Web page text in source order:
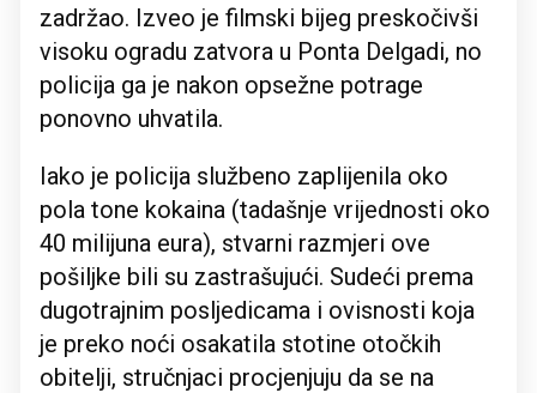
zadržao. Izveo je filmski bijeg preskočivši
visoku ogradu zatvora u Ponta Delgadi, no
policija ga je nakon opsežne potrage
ponovno uhvatila.
Iako je policija službeno zaplijenila oko
pola tone kokaina (tadašnje vrijednosti oko
40 milijuna eura), stvarni razmjeri ove
pošiljke bili su zastrašujući. Sudeći prema
dugotrajnim posljedicama i ovisnosti koja
je preko noći osakatila stotine otočkih
obitelji, stručnjaci procjenjuju da se na